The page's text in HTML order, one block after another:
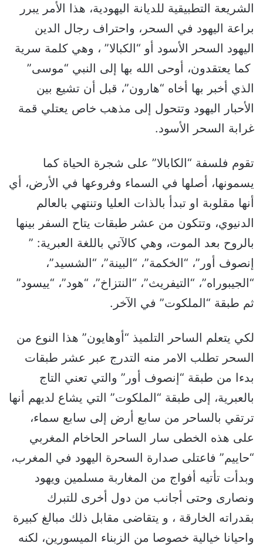
الشريعة التطبيقية للديانة اليهودية، هذا الأمر يبرر
براعة اليهود في السحر، واحتراف رجال الدين
اليهود السحر الأسود أو “الكبالا” ، وهي كلمة سرية
كما يعتقدون، أوحى الله بها إلى النبي “موسى”
الذي أخبر بها أخاه “هارون”، قبل أن تشيع بين
الأحبار اليهود وتتحول إلى مذهب خاص يعتلي قمة
غرابة السحر الأسود.
تقوم فلسفة “الكابالا” على شجرة الحياة كما
يسمونها، أصلها في السماء وفروعها في الأرض، أي
أنها مقلوبة او تبدأ بالذات العليا وتنتهي بالعالم
الدنيوي، وتتكون من عشر طبقات يتاح السفر بينها
بالروح بعد الموت، وهي كالآتي باللغة العبرية: ”
إنصوف أور”، “الخكمة”، “البينة”، “الشسيد”،
“الجيبوراه”، “التيفريث”، “النتزاخ”، “هود”، “ييسود”
ثم طبقة “الملكوت” في الآخر.
لكي يتعلم الساحر التلميذ “أوهايون” هذا النوع من
السحر تطلب الامر منه التدرج عبر عشر طبقات
بدءا من طبقة “إنصوف أور” والتي تعني التاج
بالعبرية، إلى طبقة “الملكوت” التي يشاع لديهم أنها
ترتقي بالساحر من سابع أرض إلى سابع سماء،
على هذه الخطى سار الساحر الحاخام المغربي
“حاييم” فاعتلى صدارة السحرة اليهود في المغرب،
وبدأت تأتيه أفواج من المغاربة مسلمين ويهود
ونصارى وحتى أجانب من دول أخرى للتبرك
بقدراته الخارقة ، و يتقاضى مقابل ذلك مبالغ كبيرة
واحيانا خيالية خصوصا من الزبناء الميسورين، لكنه